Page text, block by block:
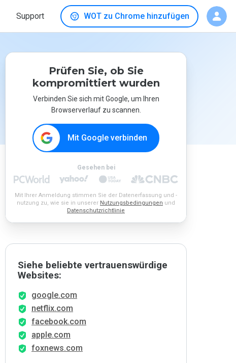
Support WOT zu Chrome hinzufügen
Prüfen Sie, ob Sie
kompromittiert wurden
Verbinden Sie sich mit Google, um Ihren
Browserverlauf zu scannen.
Mit Google verbinden
Gesehen bei
Mit Ihrer Anmeldung stimmen Sie der Datenerfassung und -
nutzung zu, wie sie in unserer Nutzungsbedingungen und
Datenschutzrichtlinie
Siehe beliebte vertrauenswürdige
Websites:
google.com
netflix.com
facebook.com
apple.com
foxnews.com